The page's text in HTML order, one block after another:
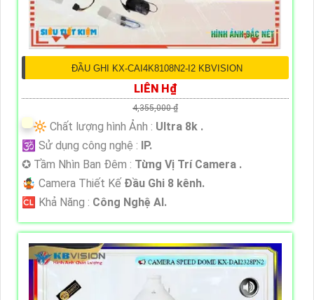
ĐẦU GHI KX-CAI4K8108N2-I2 KBVISION
LIÊN H₫
4,355,000 ₫
🔆 Chất lượng hình Ảnh : Ultra 8k .
🕉️ Sử dụng công nghệ : IP.
✪ Tầm Nhìn Ban Đêm : Từng Vị Trí Camera .
🤹 Camera Thiết Kế Đầu Ghi 8 kênh.
️🆑 Khả Năng : Công Nghệ AI.